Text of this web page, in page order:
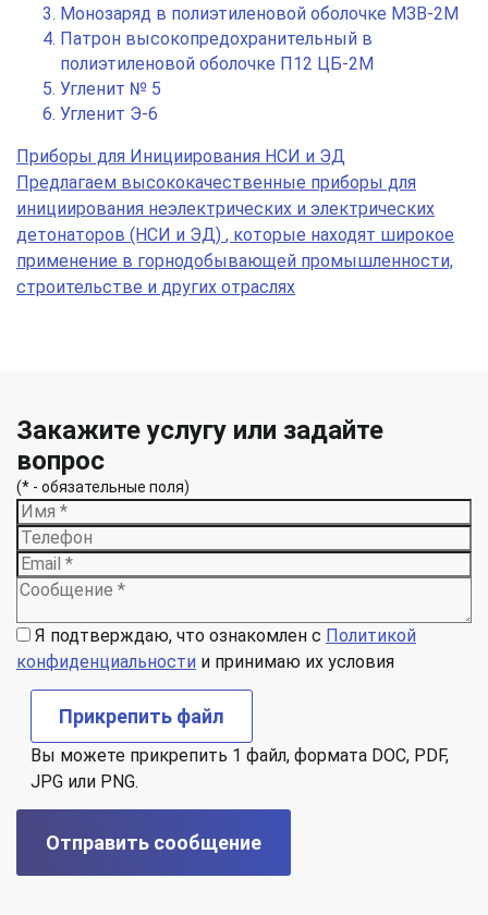
Монозаряд в полиэтиленовой оболочке МЗВ-2М
Патрон высокопредохранительный в
полиэтиленовой оболочке П12 ЦБ-2М
Угленит № 5
Угленит Э-6
Приборы для Инициирования НСИ и ЭД
Предлагаем высококачественные приборы для
инициирования неэлектрических и электрических
детонаторов (НСИ и ЭД) , которые находят широкое
применение в горнодобывающей промышленности,
строительстве и других отраслях
Закажите услугу или задайте
вопрос
(* - обязательные поля)
Я подтверждаю, что ознакомлен с Политикой
конфиденциальности и принимаю их условия
Прикрепить файл
Вы можете прикрепить 1 файл, формата DOC, PDF,
JPG или PNG.
Отправить сообщение